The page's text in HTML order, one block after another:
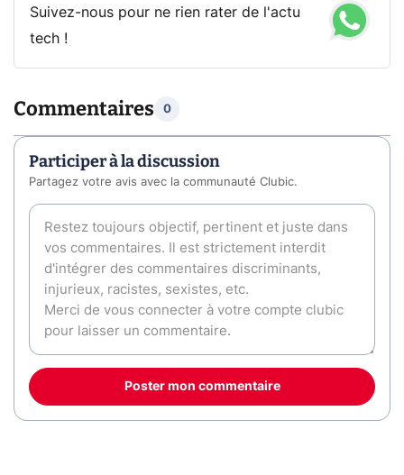
Suivez-nous pour ne rien rater de l'actu
tech !
Commentaires 0
Participer à la discussion
Partagez votre avis avec la communauté Clubic.
Poster mon commentaire